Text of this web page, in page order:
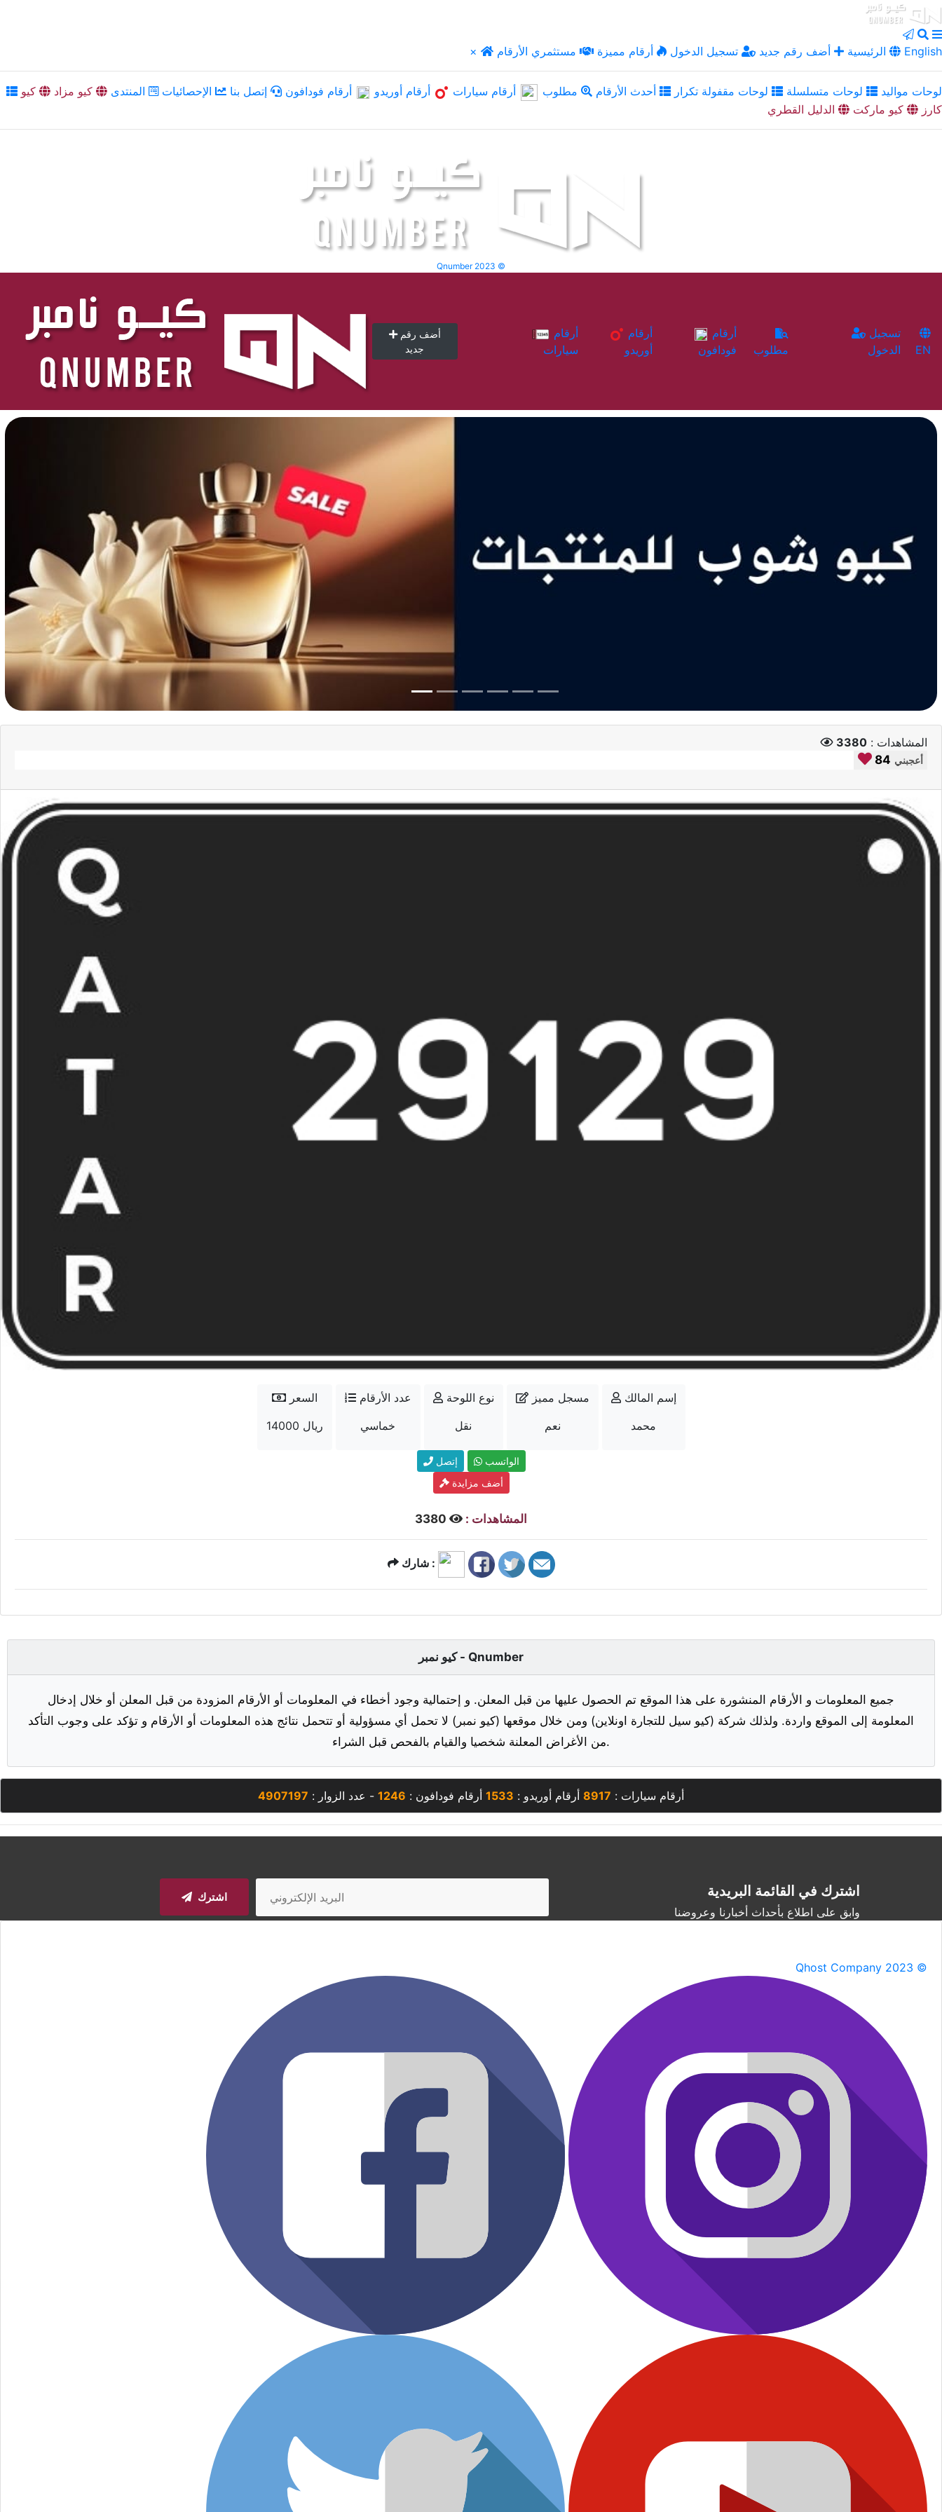
× الرئيسية أضف رقم جديد تسجيل الدخول أرقام مميزة مستثمري الأرقام English
لوحات مواليد لوحات متسلسلة لوحات مقفولة تكرار أحدث الأرقام مطلوب أرقام سيارات أرقام أوريدو أرقام فودافون إتصل بنا الإحصائيات المنتدى كيو مزاد
كيو
كارز
كيو ماركت الدليل القطري
Qnumber 2023 ©
أضف رقم
جديد
سيارات
أوريدو
فودافون
مطلوب
الدخول
EN
المشاهدات : 3380
84 أعجبني
السعر
14000 ريال
عدد الأرقام
خماسي
نوع اللوحة
نقل
مسجل مميز
نعم
إسم المالك
محمد
إتصل
الواتسب
أضف مزايدة
المشاهدات :
شارك :
كيو نمبر - Qnumber
جميع المعلومات و الأرقام المنشورة على هذا الموقع تم الحصول عليها من قبل المعلن. و إحتمالية وجود أخطاء في المعلومات أو الأرقام المزودة من قبل المعلن أو خلال إدخال
المعلومة إلى الموقع واردة. ولذلك شركة (كيو سيل للتجارة اونلاين) ومن خلال موقعها (كيو نمبر) لا تحمل أي مسؤولية أو تتحمل نتائج هذه المعلومات أو الأرقام و تؤكد على وجوب التأكد
من الأغراض المعلنة شخصيا والقيام بالفحص قبل الشراء.
أرقام سيارات : 8917 أرقام أوريدو : 1533 أرقام فودافون : 1246 - عدد الزوار : 4907197
اشترك في القائمة البريدية
وابق على اطلاع بأحداث أخبارنا وعروضنا
اشترك
Qhost Company 2023 ©